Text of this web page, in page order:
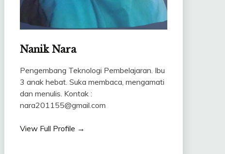
Nanik Nara
Pengembang Teknologi Pembelajaran. Ibu
3 anak hebat. Suka membaca, mengamati
dan menulis. Kontak :
nara201155@gmail.com
View Full Profile →